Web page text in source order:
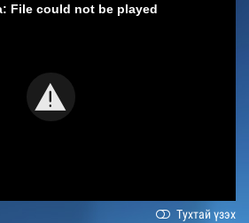
File could not be played
Тухтай үзэх